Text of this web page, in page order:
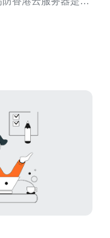
安全。 高防香